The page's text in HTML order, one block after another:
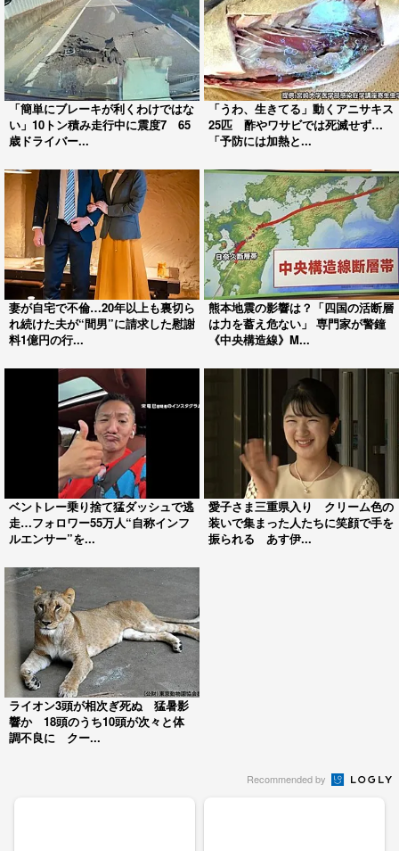
「簡単にブレーキが利くわけではな
い」10トン積み走行中に震度7 65
歳ドライバー...
「うわ、生きてる」動くアニサキス
25匹 酢やワサビでは死滅せず…
「予防には加熱と...
妻が自宅で不倫…20年以上も裏切ら
れ続けた夫が“間男”に請求した慰謝
料1億円の行...
熊本地震の影響は？「四国の活断層
は力を蓄え危ない」 専門家が警鐘
《中央構造線》M...
ベントレー乗り捨て猛ダッシュで逃
走…フォロワー55万人“自称インフ
ルエンサー”を...
愛子さま三重県入り クリーム色の
装いで集まった人たちに笑顔で手を
振られる あす伊...
ライオン3頭が相次ぎ死ぬ 猛暑影
響か 18頭のうち10頭が次々と体
調不良に クー...
Recommended by